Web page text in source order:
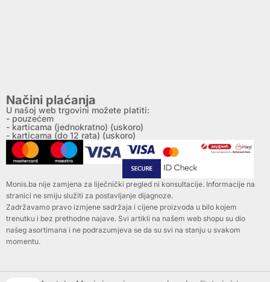
Načini plaćanja
U našoj web trgovini možete platiti:
- pouzećem
- karticama (jednokratno) (uskoro)
- karticama (do 12 rata) (uskoro)
Monis.ba nije zamjena za liječnički pregled ni konsultacije. Informacije na
stranici ne smiju služiti za postavljanje dijagnoze.
Zadržavamo pravo izmjene sadržaja i cijene proizvoda u bilo kojem
trenutku i bez prethodne najave. Svi artikli na našem web shopu su dio
našeg asortimana i ne podrazumjeva se da su svi na stanju u svakom
momentu.